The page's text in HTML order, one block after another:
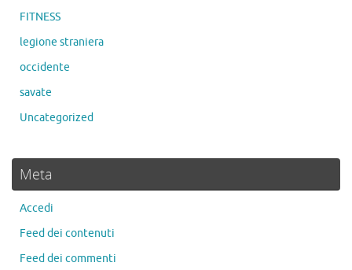
FITNESS
legione straniera
occidente
savate
Uncategorized
Meta
Accedi
Feed dei contenuti
Feed dei commenti